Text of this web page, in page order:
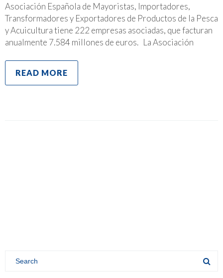
Asociación Española de Mayoristas, Importadores,
Transformadores y Exportadores de Productos de la Pesca
y Acuicultura tiene 222 empresas asociadas, que facturan
anualmente 7.584 millones de euros. La Asociación
READ MORE